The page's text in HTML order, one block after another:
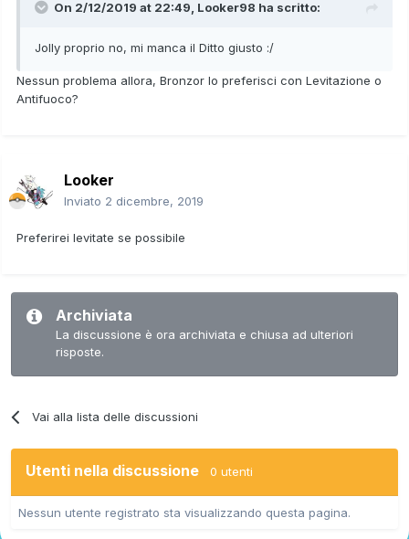
On 2/12/2019 at 22:49, Looker98 ha scritto:
Jolly proprio no, mi manca il Ditto giusto :/
Nessun problema allora, Bronzor lo preferisci con Levitazione o
Antifuoco?
Looker
Inviato 2 dicembre, 2019
Preferirei levitate se possibile
Archiviata
La discussione è ora archiviata e chiusa ad ulteriori
risposte.
Vai alla lista delle discussioni
Utenti nella discussione 0 utenti
Nessun utente registrato sta visualizzando questa pagina.